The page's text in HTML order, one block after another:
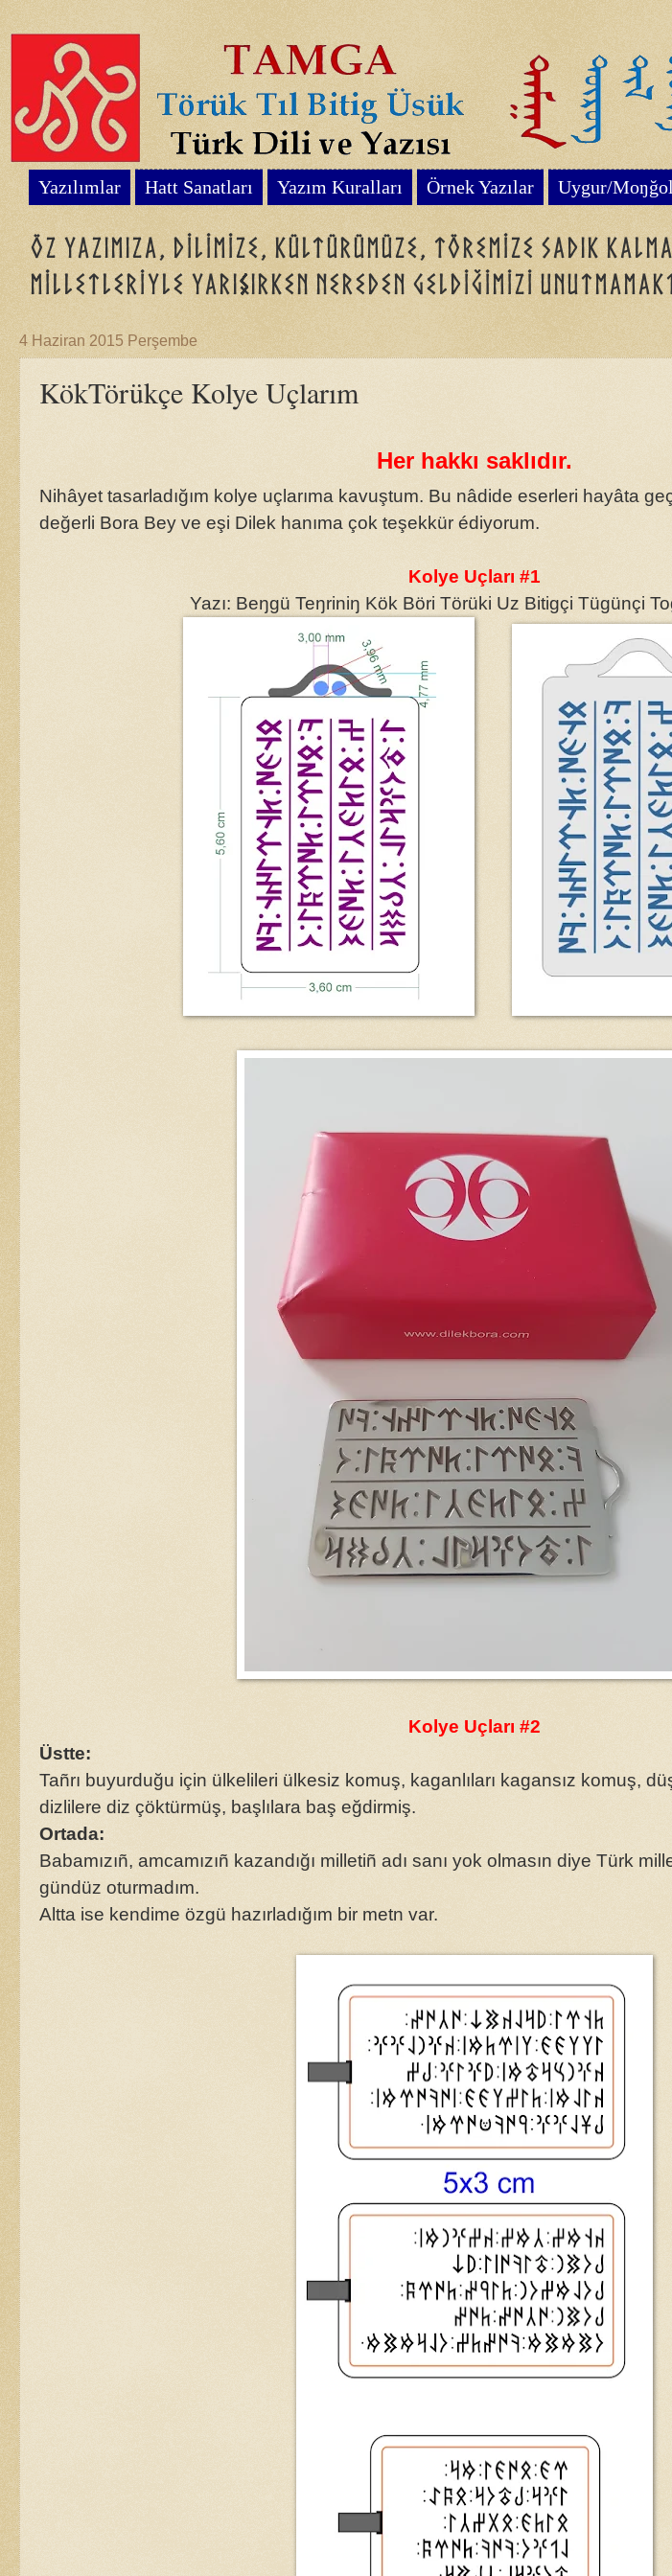
Yazılımlar Hatt Sanatları Yazım Kuralları Örnek Yazılar Uygur/Moŋğol
Öz yazımıza, dilimize, kültürümüze, töremize sadık
milletleriyle yarışırken nereden geldiğimizi
4 Haziran 2015 Perşembe
KökTörükçe Kolye Uçlarım
Her hakkı saklıdır.
Nihâyet tasarladığım kolye uçlarıma kavuştum. Bu nâdide eserleri hayâta
değerli Bora Bey ve eşi Dilek hanıma çok teşekkür édiyorum.
Kolye Uçları #1
Yazı: Beŋgü Teŋriniŋ Kök Böri Törüki Uz Bitigçi Tügünçi
Kolye Uçları #2
Üstte:
Tañrı buyurduğu için ülkelileri ülkesiz komuş, kaganlıları kagansız komuş,
dizlilere diz çöktürmüş, başlılara baş eğdirmiş.
Ortada:
Babamızıñ, amcamızıñ kazandığı milletiñ adı sanı yok olmasın diye Türk
gündüz oturmadım.
Altta ise kendime özgü hazırladığım bir metn var.